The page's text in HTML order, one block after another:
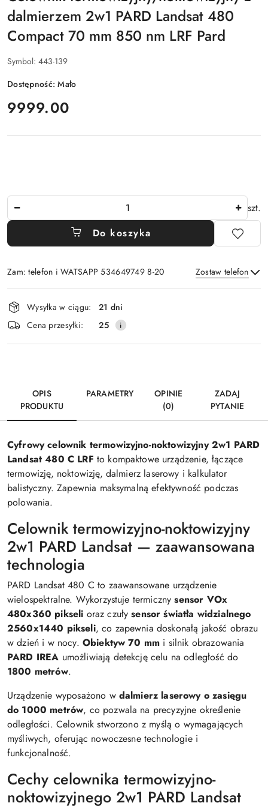
dalmierzem 2w1 PARD Landsat 480
Compact 70 mm 850 nm LRF Pard
Symbol: 443-139
Dostępność:Mało
cena:
9999.00
szt.
Do koszyka
Zam: telefon i WATSAPP 534649749 8-20 Zostaw telefon
Wyślij
Dostępność
i
dostawa
Wysyłka w ciągu:
21 dni
Cena przesyłki:
25
OPIS
PRODUKTU
PARAMETRY
OPINIE
(0)
ZADAJ
PYTANIE
Cyfrowy celownik termowizyjno-noktowizyjny 2w1 PARD
Landsat 480 C LRF to kompaktowe urządzenie, łączące
termowizję, noktowizję, dalmierz laserowy i kalkulator
balistyczny. Zapewnia maksymalną efektywność podczas
polowania.
Celownik termowizyjno-noktowizyjny
2w1 PARD Landsat — zaawansowana
technologia
PARD Landsat 480 C to zaawansowane urządzenie
wielospektralne. Wykorzystuje termicznysensor VOx
480x360 pikseli oraz czułysensor światła widzialnego
2560x1440 pikseli, co zapewnia doskonałą jakość obrazu
w dzień i w nocy. Obiektyw 70 mm i silnik obrazowania
PARD IREA umożliwiają detekcję celu na odległość do
1800 metrów.
Urządzenie wyposażono w dalmierz laserowy o zasięgu
do 1000 metrów, co pozwala na precyzyjne określenie
odległości. Celownik stworzono z myślą o wymagających
myśliwych, oferując nowoczesne technologie i
funkcjonalność.
Cechy celownika termowizyjno-
noktowizyjnego 2w1 PARD Landsat